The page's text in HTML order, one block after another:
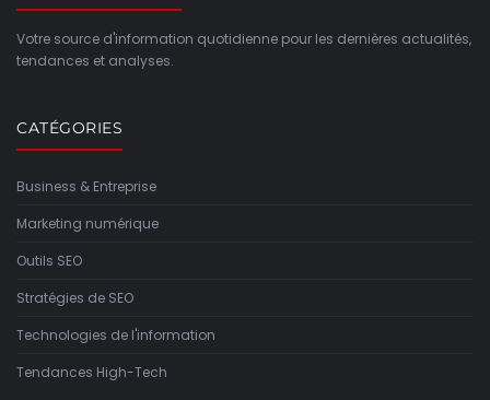
Votre source d'information quotidienne pour les dernières actualités,
tendances et analyses.
CATÉGORIES
Business & Entreprise
Marketing numérique
Outils SEO
Stratégies de SEO
Technologies de l'information
Tendances High-Tech